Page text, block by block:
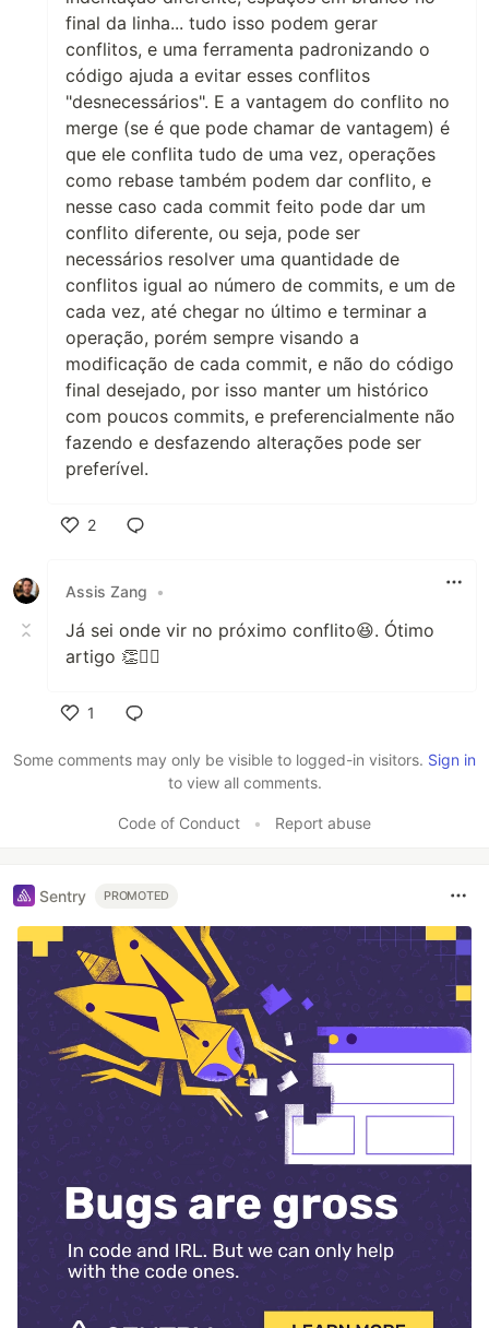
final da linha... tudo isso podem gerar
conflitos, e uma ferramenta padronizando o
código ajuda a evitar esses conflitos
"desnecessários". E a vantagem do conflito no
merge (se é que pode chamar de vantagem) é
que ele conflita tudo de uma vez, operações
como rebase também podem dar conflito, e
nesse caso cada commit feito pode dar um
conflito diferente, ou seja, pode ser
necessários resolver uma quantidade de
conflitos igual ao número de commits, e um de
cada vez, até chegar no último e terminar a
operação, porém sempre visando a
modificação de cada commit, e não do código
final desejado, por isso manter um histórico
com poucos commits, e preferencialmente não
fazendo e desfazendo alterações pode ser
preferível.
2
Assis Zang
•
Já sei onde vir no próximo conflito😆. Ótimo
artigo 👏🙋‍♂️
1
Some comments may only be visible to logged-in visitors. Sign in
to view all comments.
Code of Conduct • Report abuse
Sentry PROMOTED